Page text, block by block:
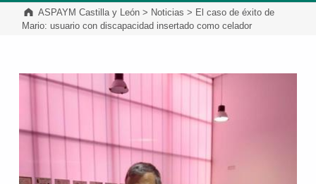
ASPAYM Castilla y León> Noticias > El caso de éxito de
Mario: usuario con discapacidad insertado como celador